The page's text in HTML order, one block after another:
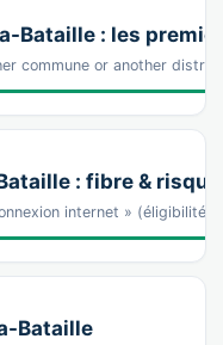
Bataille : les
commune or another
: fibre &
internet » (éligibilité
Bataille